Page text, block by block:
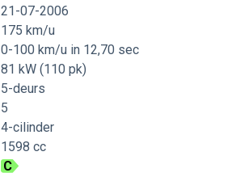
21-07-2006
175 km/u
0-100 km/u in 12,70 sec
81 kW (110 pk)
5-deurs
5
4-cilinder
1598 cc
C